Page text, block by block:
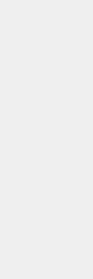
by
Hizmetleri ve
ve tavsiyeleri yatırım
Değerler